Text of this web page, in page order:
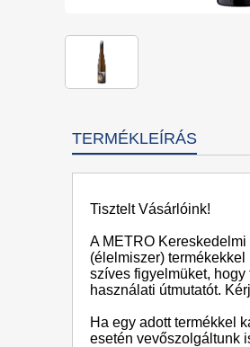
TERMÉKLEÍRÁS
Tisztelt Vásárlóink!
A METRO
(élelmiszer)
szíves figyelmüket,
használati útmutatót.
Ha egy adott termékkel
esetén vevőszolgáltunk